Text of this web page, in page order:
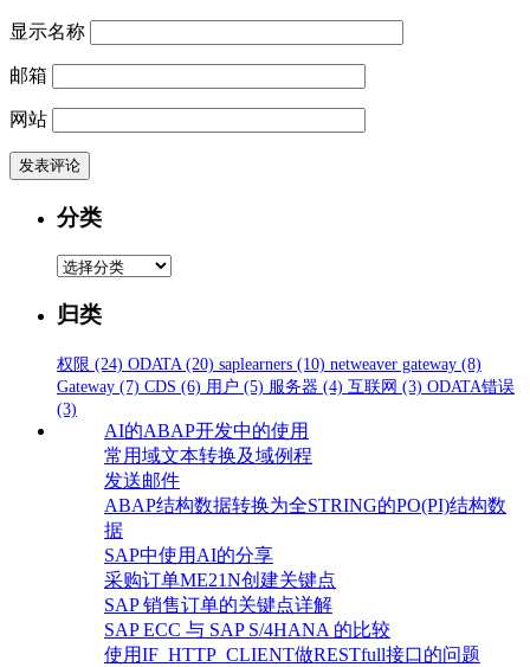
显示名称
邮箱
网站
分类
分
归类
权限 (24) ODATA (20) saplearners (10) netweaver gateway (8)
Gateway (7) CDS (6) 用户 (5) 服务器 (4) 互联网 (3) ODATA错误
(3)
AI的ABAP开发中的使用
常用域文本转换及域例程
发送邮件
ABAP结构数据转换为全STRING的PO(PI)结构数
据
SAP中使用AI的分享
采购订单ME21N创建关键点
SAP 销售订单的关键点详解
SAP ECC 与 SAP S/4HANA 的比较
使用IF_HTTP_CLIENT做RESTfull接口的问题